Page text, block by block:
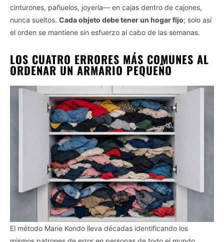
cinturones, pañuelos, joyería— en cajas dentro de cajones,
nunca sueltos. Cada objeto debe tener un hogar fijo; solo así
el orden se mantiene sin esfuerzo al cabo de las semanas.
LOS CUATRO ERRORES MÁS COMUNES AL
ORDENAR UN ARMARIO PEQUEÑO
El método Marie Kondo lleva décadas identificando los